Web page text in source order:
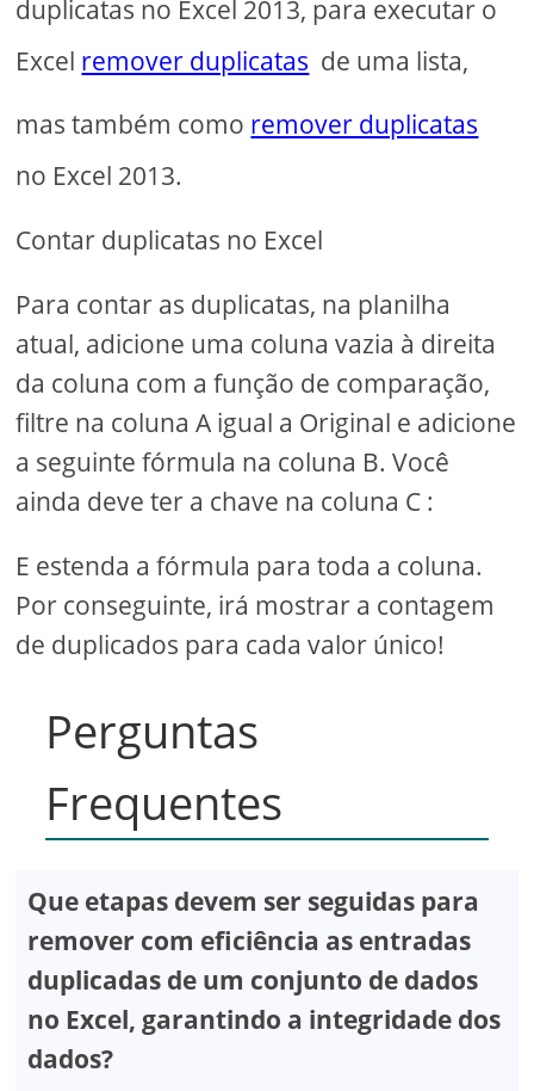
duplicatas no Excel 2013, para executar o
Excel remover duplicatas de uma lista,
mas também como remover duplicatas
no Excel 2013.
Contar duplicatas no Excel
Para contar as duplicatas, na planilha
atual, adicione uma coluna vazia à direita
da coluna com a função de comparação,
filtre na coluna A igual a Original e adicione
a seguinte fórmula na coluna B. Você
ainda deve ter a chave na coluna C :
E estenda a fórmula para toda a coluna.
Por conseguinte, irá mostrar a contagem
de duplicados para cada valor único!
Perguntas
Frequentes
Que etapas devem ser seguidas para
remover com eficiência as entradas
duplicadas de um conjunto de dados
no Excel, garantindo a integridade dos
dados?